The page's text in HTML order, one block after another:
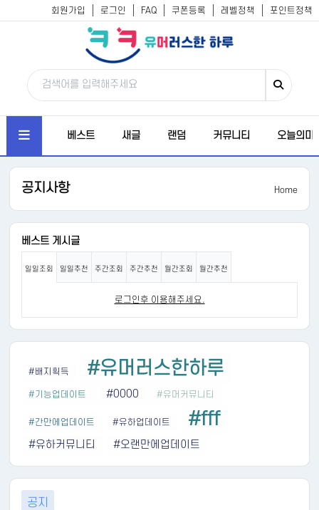
회원가입 로그인 FAQ 쿠폰등록 레벨정책 포인트정책
베스트 새글 랜덤 커뮤니티 오늘의미
공지사항 Home
베스트 게시글
일일조회 일일추천 주간조회 주간추천 월간조회 월간추천
로그인후 이용해주세요.
#배지획득 #유머러스한하루
#기능업데이트 #0000 #유머커뮤니티
#간만에업데이트 #유하업데이트 #fff
#유하커뮤니티 #오랜만에업데이트
공지